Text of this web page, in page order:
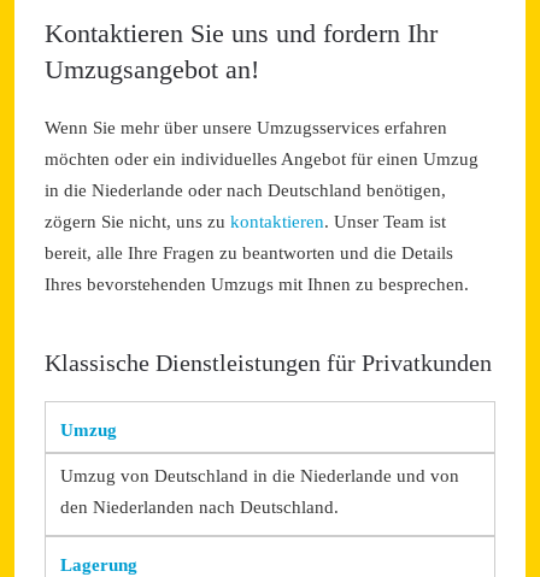
Kontaktieren Sie uns und fordern Ihr
Umzugsangebot an!
Wenn Sie mehr über unsere Umzugsservices erfahren
möchten oder ein individuelles Angebot für einen Umzug
in die Niederlande oder nach Deutschland benötigen,
zögern Sie nicht, uns zukontaktieren. Unser Team ist
bereit, alle Ihre Fragen zu beantworten und die Details
Ihres bevorstehenden Umzugs mit Ihnen zu besprechen.
Klassische Dienstleistungen für Privatkunden
Umzug
Umzug von Deutschland in die Niederlande und von
den Niederlanden nach Deutschland.
Lagerung